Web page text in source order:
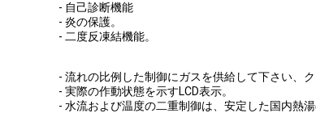
- 自己診断機能
- 炎の保護。
- 二度反凍結機能。
- 流れの比例した制御にガスを供給して下さい、
- 実際の作動状態を示すLCD表示。
- 水流および温度の二重制御は、安定した国内熱湯